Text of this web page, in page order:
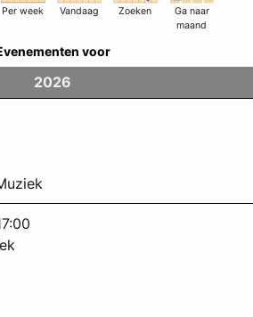
Per week Vandaag Zoeken
Ga naar
maand
voor
2026